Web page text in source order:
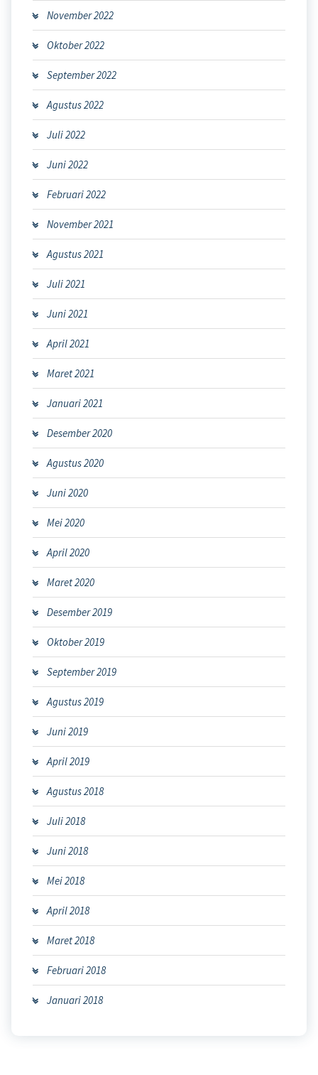
November 2022
Oktober 2022
September 2022
Agustus 2022
Juli 2022
Juni 2022
Februari 2022
November 2021
Agustus 2021
Juli 2021
Juni 2021
April 2021
Maret 2021
Januari 2021
Desember 2020
Agustus 2020
Juni 2020
Mei 2020
April 2020
Maret 2020
Desember 2019
Oktober 2019
September 2019
Agustus 2019
Juni 2019
April 2019
Agustus 2018
Juli 2018
Juni 2018
Mei 2018
April 2018
Maret 2018
Februari 2018
Januari 2018